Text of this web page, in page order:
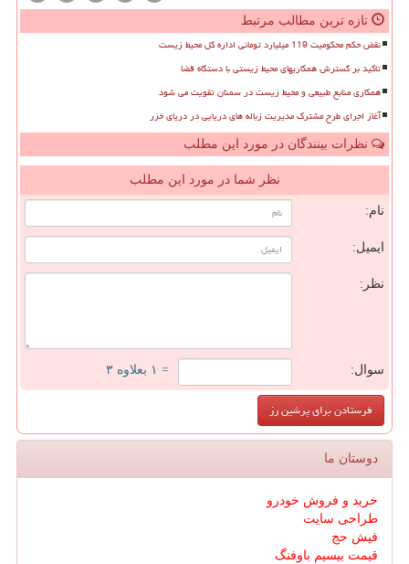
تازه ترین مطالب مرتبط
نقض حکم محکومیت 119 میلیارد تومانی اداره کل محیط زیست
تاکید بر گسترش همکاریهای محیط زیستی با دستگاه قضا
همکاری منابع طبیعی و محیط زیست در سمنان تقویت می شود
آغاز اجرای طرح مشترک مدیریت زباله های دریایی در دریای خزر
نظرات بینندگان در مورد این مطلب
نظر شما در مورد این مطلب
نام:
ایمیل:
نظر:
سوال: = ۱ بعلاوه ۳
دوستان ما
خرید و فروش خودرو
طراحی سایت
فیش حج
قیمت بیسیم باوفنگ